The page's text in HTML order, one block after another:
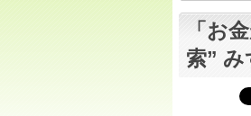
「お
索”